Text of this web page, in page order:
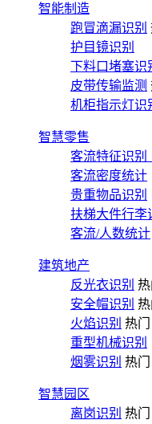
智能制造
跑冒滴漏识别
护目镜识别
下料口堵塞识
皮带传输监测
机柜指示灯识
智慧零售
客流特征识别
客流密度统计
贵重物品识别
扶梯大件行李
客流/人数统计
建筑地产
反光衣识别 热
安全帽识别 热
火焰识别 热门
重型机械识别
烟雾识别 热门
智慧园区
离岗识别 热门